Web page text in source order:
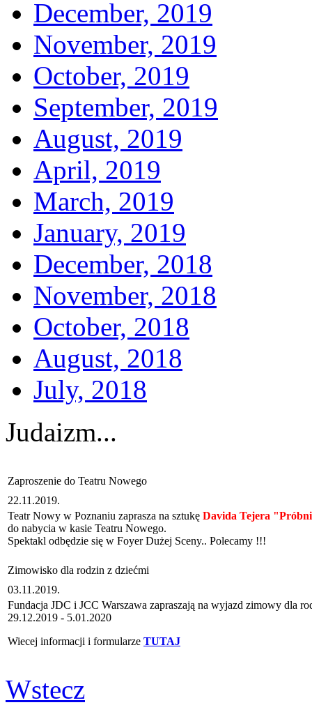
December, 2019
November, 2019
October, 2019
September, 2019
August, 2019
April, 2019
March, 2019
January, 2019
December, 2018
November, 2018
October, 2018
August, 2018
July, 2018
Judaizm...
Zaproszenie do Teatru Nowego
22.11.2019.
Teatr Nowy w Poznaniu zaprasza na sztukę Davida Tejera
do nabycia w kasie Teatru Nowego.
Spektakl odbędzie się w Foyer Dużej Sceny.. Polecamy !!!
Zimowisko dla rodzin z dziećmi
03.11.2019.
Fundacja JDC i JCC Warszawa zapraszają na wyjazd zimowy dla
29.12.2019 - 5.01.2020
Wiecej informacji i formularze TUTAJ
Wstecz